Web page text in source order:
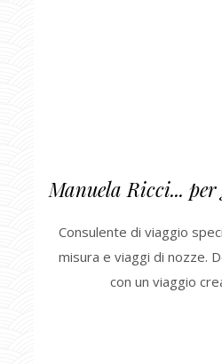
Manuela Ricci...
Consulente di viaggio
misura e viaggi di nozze.
con un viaggio